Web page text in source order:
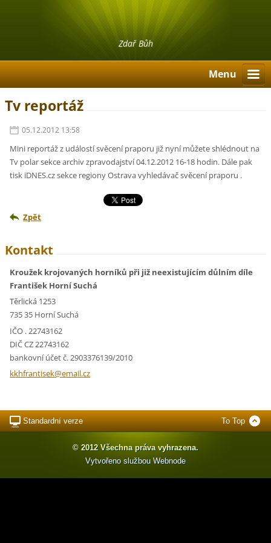
Zdař Bůh
Menu
Tv reportáž
05.12.2012 13:58
Mini reportáž z událostí svěcení praporu již nyní můžete shlédnout na
Tv polar sekce archiv zpravodajství 04.12.2012 16-18 hodin. Dále pak
tisk iDNES.cz sekce regiony Ostrava vyhledávač svěcení praporu .
Zpět
Kontakt
Kroužek krojovaných horníků při již neexistujícím důlním díle
František Horní Suchá
Těrlická 1253
735 35 Horní Suchá
IČO . 22743162
DIČ CZ 22743162
bankovní účet č. 2903376139/2010
kkhfrantisek@email.cz
Standardní verze To Top
© 2012 Všechna práva vyhrazena.
Vytvořeno službou Webnode